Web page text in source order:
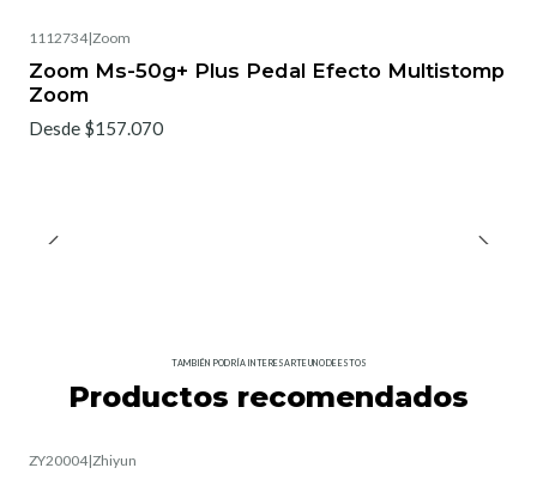
1112734|Zoom
Zoom Ms-50g+ Plus Pedal Efecto Multistomp
Zoom
Desde $157.070
TAMBIÉN PODRÍA INTERESARTE UNO DE ESTOS
Productos recomendados
ZY20004|Zhiyun